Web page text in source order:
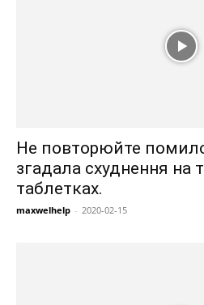
Не повторюйте
згадала схуднення на
таблетках.
maxwelhelp - 2020-02-15